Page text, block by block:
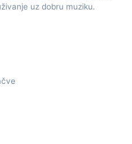
uz dobru muziku.